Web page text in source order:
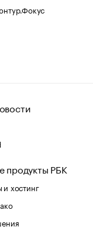
продукты РБК
хостинг